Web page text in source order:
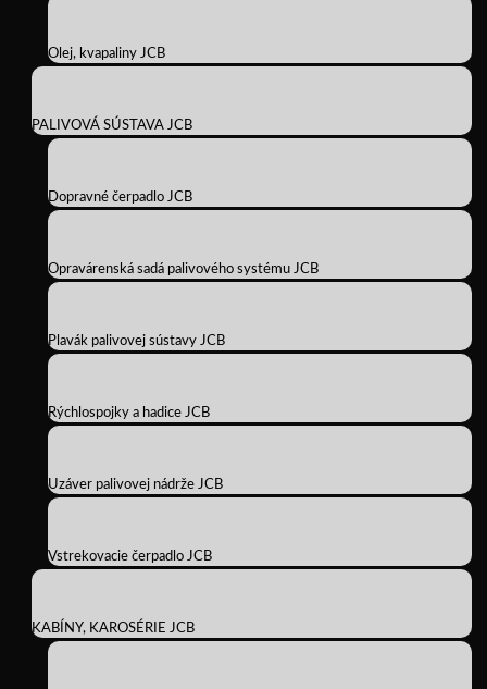
Olej, kvapaliny JCB
PALIVOVÁ SÚSTAVA JCB
Dopravné čerpadlo JCB
Opravárenská sadá palivového systému JCB
Plavák palivovej sústavy JCB
Rýchlospojky a hadice JCB
Uzáver palivovej nádrže JCB
Vstrekovacie čerpadlo JCB
KABÍNY, KAROSÉRIE JCB